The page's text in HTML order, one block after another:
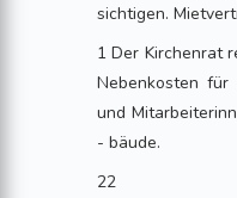
sichtigen.
1 Der Kirchenrat
Nebenkosten
und
- bäude.
22